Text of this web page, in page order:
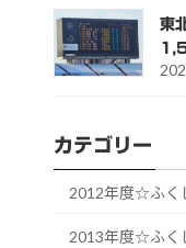
東
カテゴリー
2012年度☆ふ
2013年度☆ふく